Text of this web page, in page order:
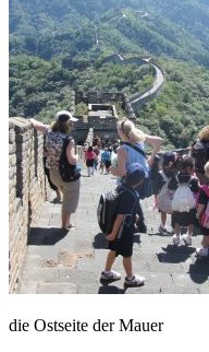
die Ostseite der Mauer